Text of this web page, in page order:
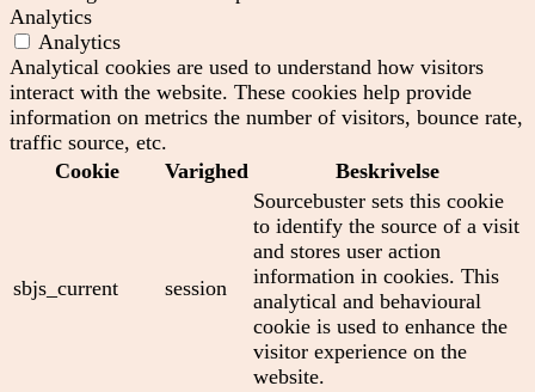
Analytics
Analytics
Analytical cookies are used to understand how visitors
interact with the website. These cookies help provide
information on metrics the number of visitors, bounce rate,
traffic source, etc.
Cookie
Varighed Beskrivelse
sbjs_current session
Sourcebuster sets this cookie
to identify the source of a visit
and stores user action
information in cookies. This
analytical and behavioural
cookie is used to enhance the
visitor experience on the
website.